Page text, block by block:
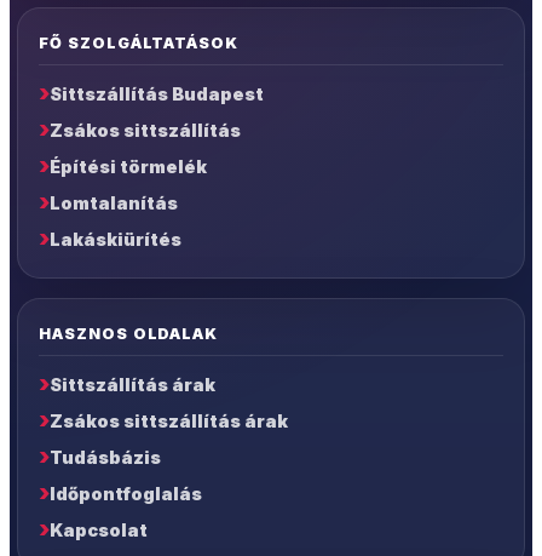
FŐ SZOLGÁLTATÁSOK
Sittszállítás Budapest
Zsákos sittszállítás
Építési törmelék
Lomtalanítás
Lakáskiürítés
HASZNOS OLDALAK
Sittszállítás árak
Zsákos sittszállítás árak
Tudásbázis
Időpontfoglalás
Kapcsolat